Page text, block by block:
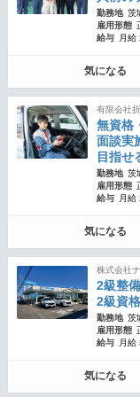
勤務地 茨
雇用形態
給与
月
気になる
有限会社
無資格
面談実
目指せ
勤務地 茨
雇用形態
給与
月
気になる
株式会社
2級整
2級資
勤務地 茨
雇用形態
給与
月
気になる